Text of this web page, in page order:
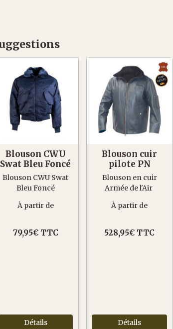
Blouson CWU
Swat Bleu Foncé
Blouson CWU Swat
Bleu Foncé
À partir de
79,95€ TTC
Détails
Blouson cuir
pilote PN
Blouson en cuir
Armée de l'Air
À partir de
528,95€ TTC
Détails